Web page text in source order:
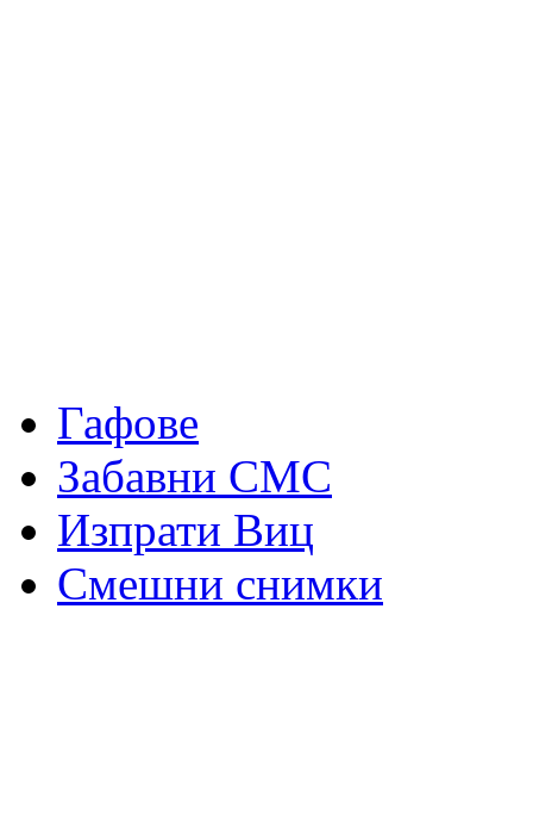
Гафове
Забавни СМС
Изпрати Виц
Смешни снимки